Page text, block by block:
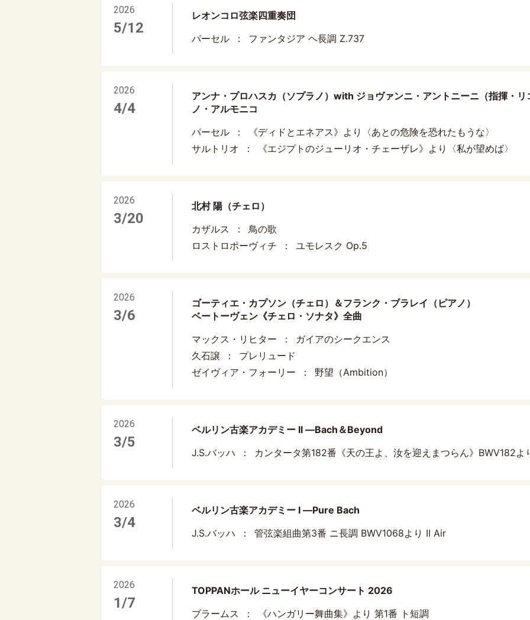
2026
5/12
レオンコロ弦楽四重奏団
パーセル
ファンタジア ヘ長調 Z.737
2026
4/4
アンナ・プロハスカ（ソプラノ）with ジョヴァンニ・アントニーニ（指揮・
ノ・アルモニコ
パーセル
《ディドとエネアス》より〈あとの危険を恐れたもうな〉
サルトリオ
《エジプトのジューリオ・チェーザレ》より〈私が望めば〉
2026
3/20
北村 陽（チェロ）
カザルス
鳥の歌
ロストロポーヴィチ
ユモレスク Op.5
2026
3/6
ゴーティエ・カプソン（チェロ）＆フランク・ブラレイ（ピアノ）
ベートーヴェン《チェロ・ソナタ》全曲
マックス・リヒター
ガイアのシークエンス
久石譲
プレリュード
ゼイヴィア・フォーリー
野望（Ambition）
2026
3/5
ベルリン古楽アカデミー II ―Bach＆Beyond
J.S.バッハ
カンタータ第182番《天の王よ、汝を迎えまつらん》BWV182よ
2026
3/4
ベルリン古楽アカデミー I ―Pure Bach
J.S.バッハ
管弦楽組曲第3番 ニ長調 BWV1068より II Air
2026
1/7
TOPPANホール ニューイヤーコンサート 2026
ブラームス
《ハンガリー舞曲集》より 第1番 ト短調